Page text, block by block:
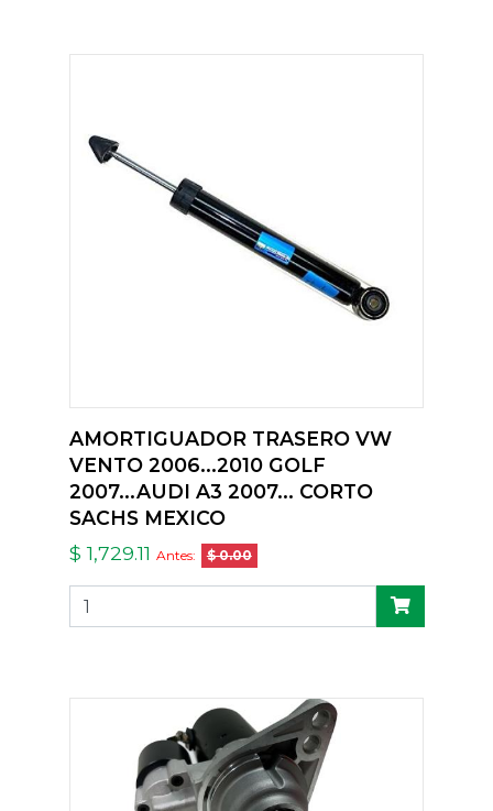
AMORTIGUADOR TRASERO VW
VENTO 2006...2010 GOLF
2007...AUDI A3 2007... CORTO
SACHS MEXICO
$ 1,729.11 Antes: $ 0.00